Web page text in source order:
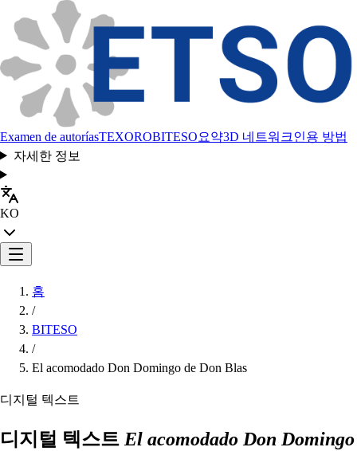
Examen de autoríasTEXOROBITESO요약3D 네트워크인용 방법
자세한 정보
KO
홈
/
BITESO
/
El acomodado Don Domingo de Don Blas
디지털 텍스트
디지털 텍스트 El acomodado Don Domingo